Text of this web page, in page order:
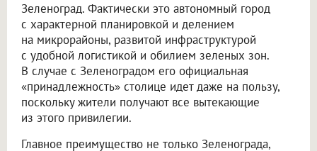
Зеленоград. Фактически это автономный город
с характерной планировкой и делением
на микрорайоны, развитой инфраструктурой
с удобной логистикой и обилием зеленых зон.
В случае с Зеленоградом его официальная
«принадлежность» столице идет даже на пользу,
поскольку жители получают все вытекающие
из этого привилегии.
Главное преимущество не только Зеленограда,